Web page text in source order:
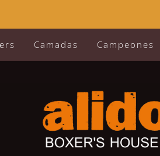
Camadas Campeones